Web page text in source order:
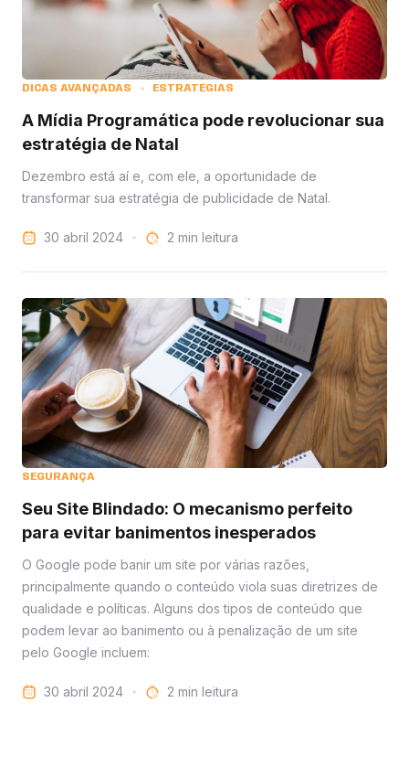
DICAS AVANÇADAS ESTRATÉGIAS
A Mídia Programática pode revolucionar sua
estratégia de Natal
Dezembro está aí e, com ele, a oportunidade de
transformar sua estratégia de publicidade de Natal.
30 abril 2024 leitura
SEGURANÇA
Seu Site Blindado: O mecanismo perfeito
para evitar banimentos inesperados
O Google pode banir um site por várias razões,
principalmente quando o conteúdo viola suas diretrizes de
qualidade e políticas. Alguns dos tipos de conteúdo que
podem levar ao banimento ou à penalização de um site
pelo Google incluem:
30 abril 2024 leitura